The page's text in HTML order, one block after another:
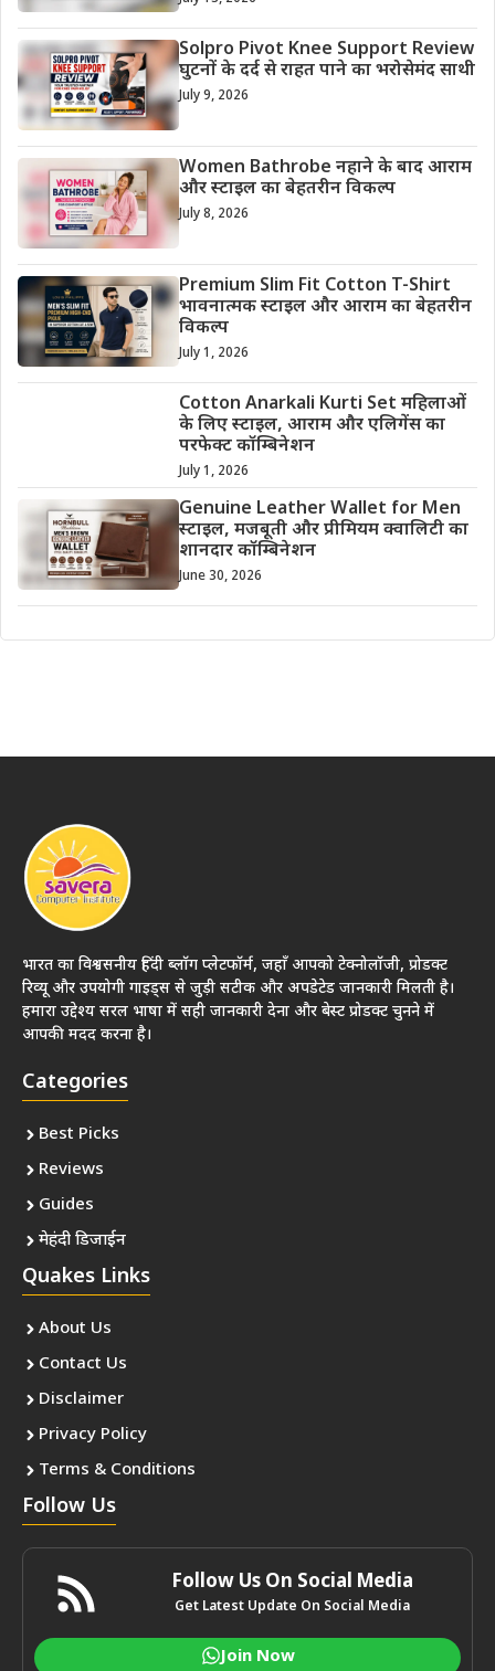
Solpro Pivot Knee Support Review
घुटनों के दर्द से राहत पाने का भरोसेमंद साथी
July 9, 2026
Women Bathrobe नहाने के बाद आराम
और स्टाइल का बेहतरीन विकल्प
July 8, 2026
Premium Slim Fit Cotton T-Shirt
भावनात्मक स्टाइल और आराम का बेहतरीन
विकल्प
July 1, 2026
Cotton Anarkali Kurti Set महिलाओं
के लिए स्टाइल, आराम और एलिगेंस का
परफेक्ट कॉम्बिनेशन
July 1, 2026
Genuine Leather Wallet for Men
स्टाइल, मजबूती और प्रीमियम क्वालिटी का
शानदार कॉम्बिनेशन
June 30, 2026
भारत का विश्वसनीय हिंदी ब्लॉग प्लेटफॉर्म, जहाँ आपको टेक्नोलॉजी, प्रोडक्ट
रिव्यू और उपयोगी गाइड्स से जुड़ी सटीक और अपडेटेड जानकारी मिलती है।
हमारा उद्देश्य सरल भाषा में सही जानकारी देना और बेस्ट प्रोडक्ट चुनने में
आपकी मदद करना है।
Categories
Best Picks
Reviews
Guides
मेहंदी डिजाईन
Quakes Links
About Us
Contact Us
Disclaimer
Privacy Policy
Terms & Conditions
Follow Us
Follow Us On Social Media
Get Latest Update On Social Media
Join Now